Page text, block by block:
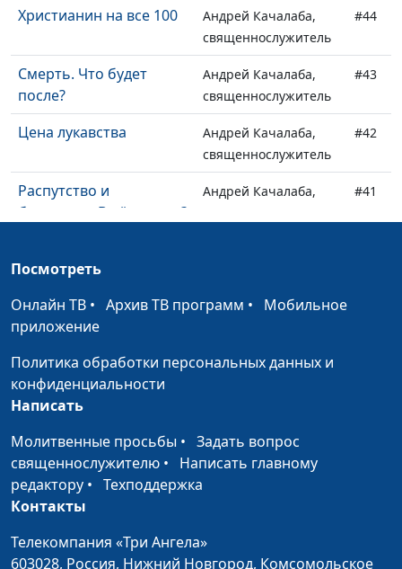
Христианин на все 100
Андрей Качалаба,
священнослужитель
#44
Смерть. Что будет
после?
Андрей Качалаба,
священнослужитель
#43
Цена лукавства
Андрей Качалаба,
священнослужитель
#42
Распутство и
благодать. В чём связь?
Андрей Качалаба,
#41
поручение Иисуса?
Ты мне, я тебе
Андрей Качалаба,
Иуда искариотский
Андрей Качалаба,
духовное бесплодие
священнослужитель
Быть мудрым, как змея
или простым, как
Про одежду (вторая Андрей Качалаба, #35
Посмотреть
Онлайн ТВ • Архив ТВ программ • Мобильное
приложение
Политика обработки персональных данных и
конфиденциальности
Написать
Молитвенные просьбы • Задать вопрос
священнослужителю • Написать главному
редактору • Техподдержка
Контакты
Телекомпания «Три Ангела»
603028, Россия, Нижний Новгород, Комсомольское